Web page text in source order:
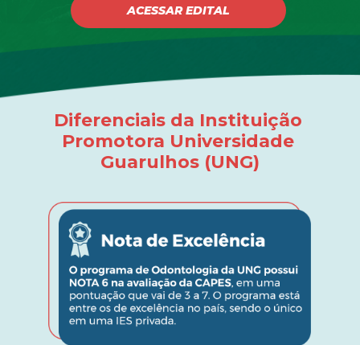
ACESSAR EDITAL
Diferenciais da Instituição
Promotora Universidade
Guarulhos (UNG)